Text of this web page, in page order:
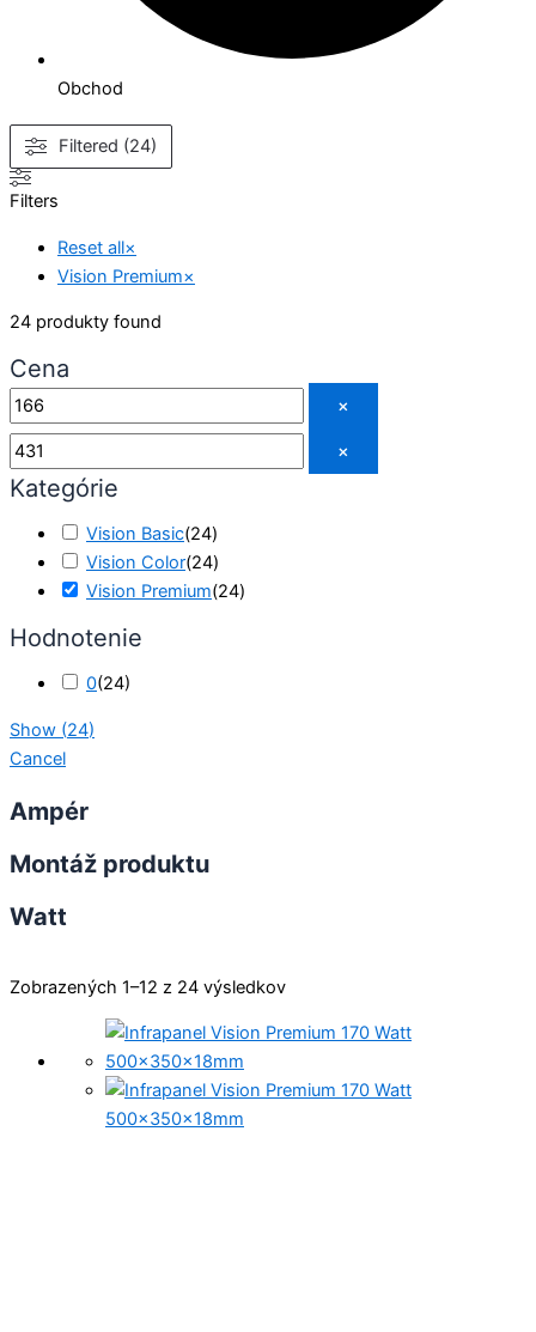
Obchod
Filtered (24)
Filters
Reset all×
Vision Premium×
24 produkty found
Cena
×
×
Kategórie
Vision Basic(24)
Vision Color(24)
Vision Premium(24)
Hodnotenie
0(24)
Show (24)
Cancel
Ampér
Montáž produktu
Watt
Zobrazených 1–12 z 24 výsledkov